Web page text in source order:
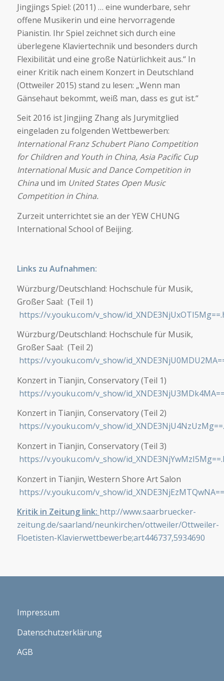
Jingjings Spiel: (2011) … eine wunderbare, sehr
offene Musikerin und eine hervorragende
Pianistin. Ihr Spiel zeichnet sich durch eine
überlegene Klaviertechnik und besonders durch
Flexibilität und eine große Natürlichkeit aus.“ In
einer Kritik nach einem Konzert in Deutschland
(Ottweiler 2015) stand zu lesen: „Wenn man
Gänsehaut bekommt, weiß man, dass es gut ist.“
Seit 2016 ist Jingjing Zhang als Jurymitglied
eingeladen zu folgenden Wettbewerben:
International Franz Schubert Piano Competition
for Children and Youth in China, Asia Pacific Cup
International Music and Dance Competition in
China und im United States Open Music
Competition in China.
Zurzeit unterrichtet sie an der YEW CHUNG
International School of Beijing.
Links zu Aufnahmen:
Würzburg/Deutschland: Hochschule für Musik,
Großer Saal: (Teil 1)
https://v.youku.com/v_show/
Würzburg/Deutschland: Hochschule für Musik,
Großer Saal: (Teil 2)
https://v.youku.com/v_show/
Konzert in Tianjin, Conservatory (Teil 1)
https://v.youku.com/v_show/
Konzert in Tianjin, Conservatory (Teil 2)
https://v.youku.com/v_show/
Konzert in Tianjin, Conservatory (Teil 3)
https://v.youku.com/v_show/
Konzert in Tianjin, Western Shore Art Salon
https://v.youku.com/v_show/
Kritik in Zeitung link: http://www.saarbruecker-
zeitung.de/saarland/neunkirchen/ottweiler/Ottweiler-
Floetisten-Klavierwettbewerbe;art446737,5934690
Impressum
Datenschutzerklärung
AGB